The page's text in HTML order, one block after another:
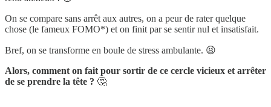
On se compare sans arrêt aux autres, on a peur de rater quelque
chose (le fameux FOMO*) et on finit par se sentir nul et insatisfait.
Bref, on se transforme en boule de stress ambulante. 😫
Alors, comment on fait pour sortir de ce cercle vicieux et arrêter
de se prendre la tête ? 🤔